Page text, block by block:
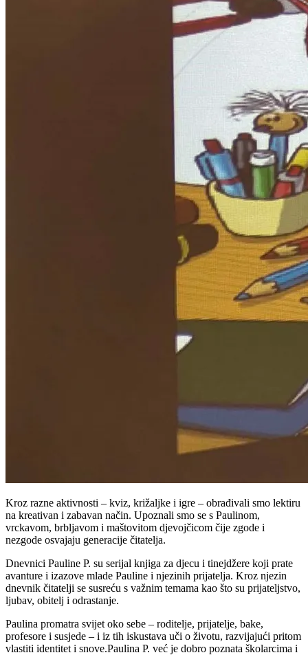
Kroz razne aktivnosti – kviz, križaljke i igre – obrađivali smo lektiru
na kreativan i zabavan način. Upoznali smo se s Paulinom,
vrckavom, brbljavom i maštovitom djevojčicom čije zgode i
nezgode osvajaju generacije čitatelja.
Dnevnici Pauline P. su serijal knjiga za djecu i tinejdžere koji prate
avanture i izazove mlade Pauline i njezinih prijatelja. Kroz njezin
dnevnik čitatelji se susreću s važnim temama kao što su prijateljstvo,
ljubav, obitelj i odrastanje.
Paulina promatra svijet oko sebe – roditelje, prijatelje, bake,
profesore i susjede – i iz tih iskustava uči o životu, razvijajući pritom
vlastiti identitet i snove.Paulina P. već je dobro poznata školarcima i